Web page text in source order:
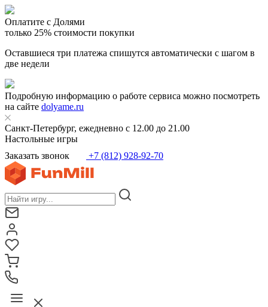
Оплатите с Долями
только 25% стоимости покупки
Оставшиеся три платежа спишутся автоматически с шагом в
две недели
Подробную информацию о работе сервиса можно посмотреть
на сайте dolyame.ru
Санкт-Петербург, ежедневно с 12.00 до 21.00
Настольные игры
Заказать звонок
+7 (812) 928-92-70